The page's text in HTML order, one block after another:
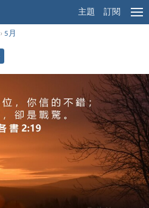
主題 訂閱
›5月